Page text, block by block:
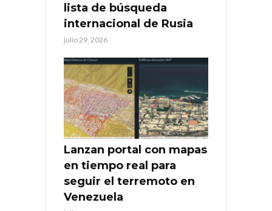
lista de búsqueda
internacional de Rusia
julio 29, 2026
Lanzan portal con mapas
en tiempo real para
seguir el terremoto en
Venezuela